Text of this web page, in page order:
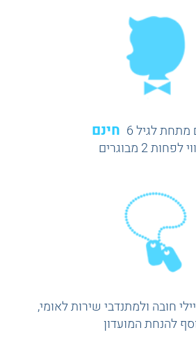
מתחת לגיל 6 חינם
2 מבוגרים
חובה ולמתנדבי שירות לאומי,
להנחת המועדון